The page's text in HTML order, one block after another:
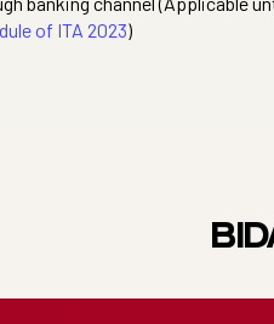
of ITA 2023)